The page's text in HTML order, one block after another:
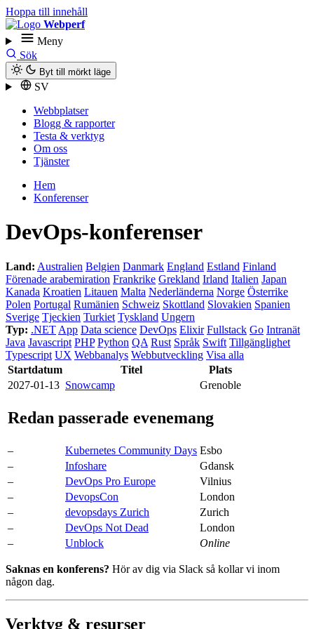
Hoppa till innehåll
Webperf
Meny
Sök
Byt till mörkt läge
SV
Webbplatser
Blogg & rapporter
Testa & verktyg
Om oss
Tjänster
Hem
Konferenser
DevOps-konferenser
Land: Australien Belgien Danmark England Estland Finland
Förenade arabemiration Frankrike Grekland Irland Italien Japan
Kanada Kroatien Litauen Malta Nederländerna Norge Österrike
Polen Portugal Rumänien Schweiz Skottland Slovakien Spanien
Sverige Tjeckien Turkiet Tyskland Ungern
Typ: .NET App Data science DevOps Elixir Fullstack Go Intranät
Java Javascript PHP Python QA Rust Språk Swift Tillgänglighet
Typescript UX Webbanalys Webbutveckling Visa alla
Start­datum
Titel
Plats
2027-01-13 Snowcamp Grenoble
Redan passerade evenemang
– Kubernetes Community Days Esbo
–
Infoshare
Gdansk
–
DevOps Pro Europe
Vilnius
–
DevopsCon
London
–
devopsdays Zurich
Zurich
–
DevOps Not Dead
London
–
Unblock Online
Saknas en konferens? Hör av dig via Slack så kollar vi inom
någon dag.
Verktyg & resurser